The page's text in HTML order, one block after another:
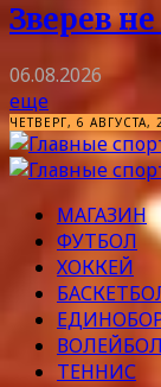
Зверев
06.08.2026
еще
ЧЕТВЕРГ, 6 АВГУСТА,
МАГАЗИН
ФУТБОЛ
ХОККЕЙ
ВОЛЕЙБОЛ
ТЕННИС